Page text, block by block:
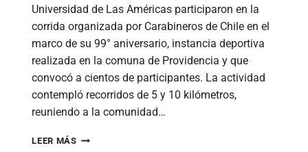
Universidad de Las Américas participaron en la
corrida organizada por Carabineros de Chile en el
marco de su 99° aniversario, instancia deportiva
realizada en la comuna de Providencia y que
convocó a cientos de participantes. La actividad
contempló recorridos de 5 y 10 kilómetros,
reuniendo a la comunidad…
LEER MÁS